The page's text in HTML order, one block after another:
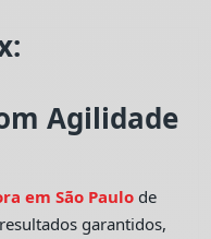
Agilidade
em São Paulo de
garantidos,